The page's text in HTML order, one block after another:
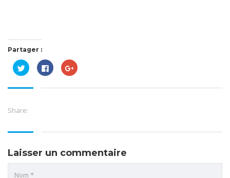
Partager :
Cliquez
pour
partager
Twitter(ouvre
nouvelle
fenêtre)
Cliquez
pour
partager
Facebook(ouvre
Cliquez
pour
Google+
Share:
Laisser un commentaire